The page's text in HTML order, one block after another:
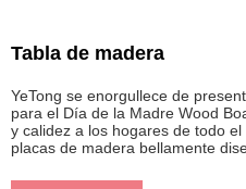
Tabla de madera
YeTong se enorgullece de
para el Día de la Madre Wood
y calidez a los hogares de todo
placas de madera bellamente